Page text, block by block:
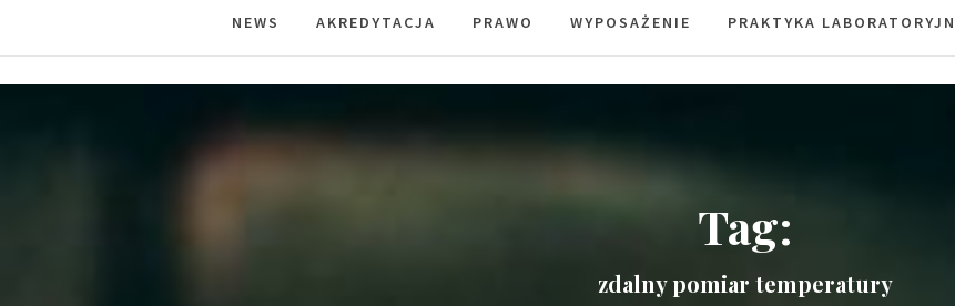
NEWS AKREDYTACJA PRAWO WYPOSAŻENIE PRAKTYKA
Tag:
zdalny pomiar temperatury